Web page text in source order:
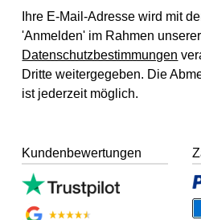
Ihre E-Mail-Adresse wird mit
'Anmelden' im Rahmen unserer
Datenschutzbestimmungen
Dritte weitergegeben. Die
ist jederzeit möglich.
Kundenbewertungen